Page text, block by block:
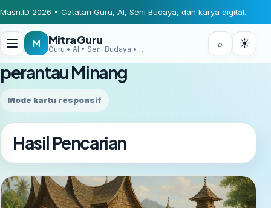
Masri.ID 2026 • Catatan Guru, AI, Seni Budaya, dan karya digital.
M Mitra Guru
Guru • AI • Seni Budaya • Digital Creator
⌕ ☀
perantau Minang
Mode kartu responsif
Hasil Pencarian